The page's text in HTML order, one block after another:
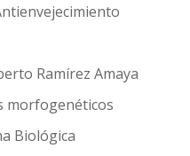
Ramírez Amaya
morfogenéticos
Biológica